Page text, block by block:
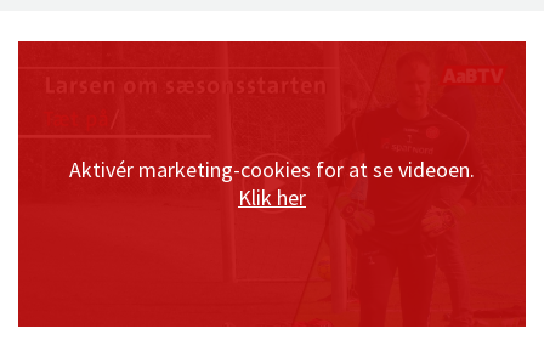
Aktivér marketing-cookies for at se videoen.
Klik her